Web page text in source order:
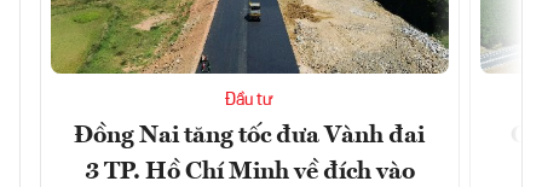
Đầu tư
Đồng Nai tăng tốc đưa Vành đai
3 TP. Hồ Chí Minh về đích vào